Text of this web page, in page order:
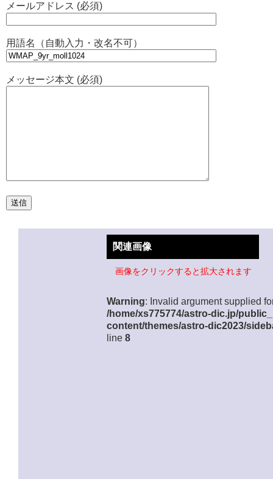
メールアドレス (必須)
用語名（自動入力・改名不可）
メッセージ本文 (必須)
関連画像
画像をクリックすると拡大されます
Warning: Invalid argument supplied
/home/xs775774/astro-dic.jp/
content/themes/astro-dic2023/
line 8